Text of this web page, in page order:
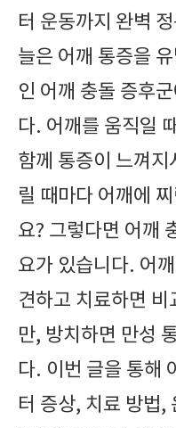
터 운동까지 완벽
늘은 어깨 통증을
인 어깨 충돌 증후
다. 어깨를 움직일
함께 통증이 느껴지
릴 때마다 어깨에
요? 그렇다면 어깨
요가 있습니다. 어
견하고 치료하면 비
만, 방치하면 만성
다. 이번 글을 통해
터 증상, 치료 방법,